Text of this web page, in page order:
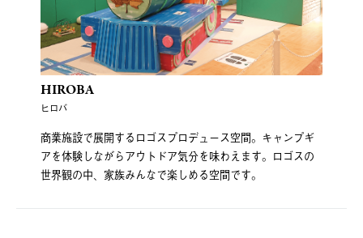
HIROBA
ヒロバ
商業施設で展開するロゴスプロデュース空間。キャンプギ
アを体験しながらアウトドア気分を味わえます。ロゴスの
世界観の中、家族みんなで楽しめる空間です。